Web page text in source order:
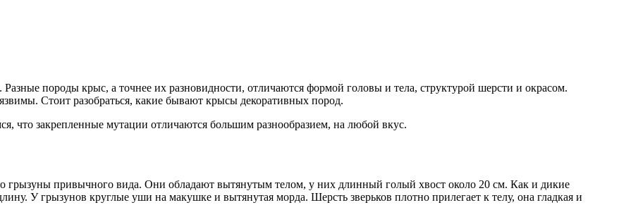
породы крыс, а точнее их разновидности, отличаются формой головы и тела, структурой шерсти и окрасом.
Стоит разобраться, какие бывают крысы декоративных пород.
что закрепленные мутации отличаются большим разнообразием, на любой вкус.
грызуны привычного вида. Они обладают вытянутым телом, у них длинный голый хвост около 20 см. Как и дикие
У грызунов круглые уши на макушке и вытянутая морда. Шерсть зверьков плотно прилегает к телу, она гладкая и